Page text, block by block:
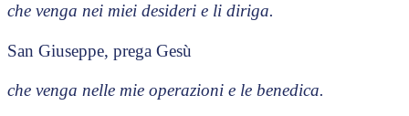
che venga nei miei desideri e li diriga.
San Giuseppe, prega Gesù
che venga nelle mie operazioni e le benedica.